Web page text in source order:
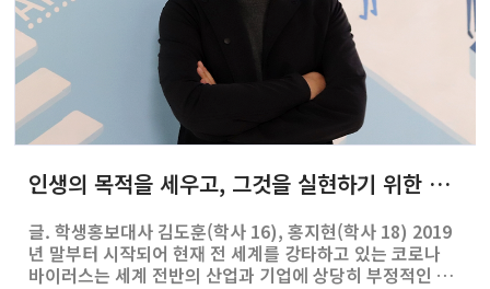
인생의 목적을 세우고, 그것을 실현하기 위한 원대한 꿈을 꾸세요
글. 학생홍보대사 김도훈(학사 16), 홍지현(학사 18) 2019
년 말부터 시작되어 현재 전 세계를 강타하고 있는 코로나
바이러스는 세계 전반의 산업과 기업에 상당히 부정적인 영